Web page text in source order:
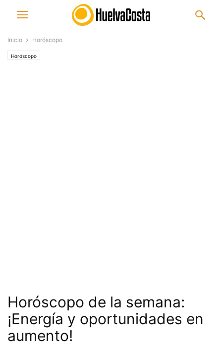
Inicio Horóscopo
Horóscopo
Horóscopo de la semana:
¡Energía y oportunidades en
aumento!